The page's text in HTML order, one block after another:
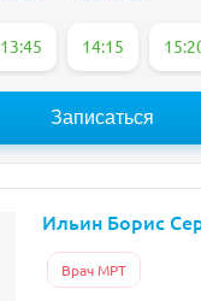
13:45 14:15
Записаться
Ильин Борис
Врач МРТ